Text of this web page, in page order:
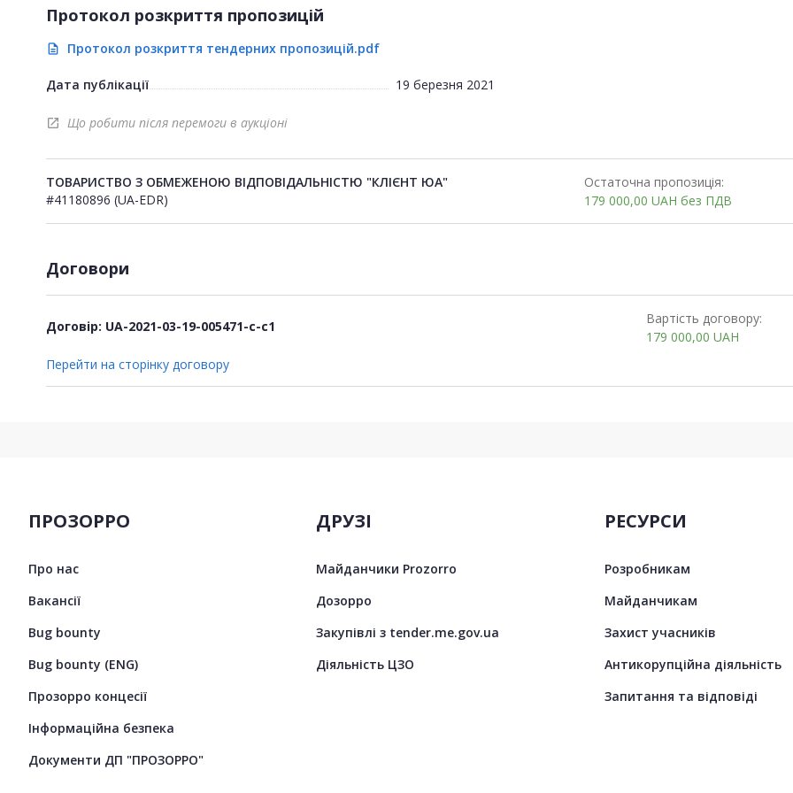
Протокол розкриття пропозицій
description Протокол розкриття тендерних пропозицій.pdf
Дата публікації 19 березня 2021
open_in_new Що робити після перемоги в аукціоні
ТОВАРИСТВО З ОБМЕЖЕНОЮ ВІДПОВІДАЛЬНІСТЮ "КЛІЄНТ ЮА"
#41180896 (UA-EDR)
Остаточна пропозиція:
179 000,00 UAH без ПДВ
Договори
Договір: UA-2021-03-19-005471-c-c1
Вартість договору:
179 000,00 UAH
Перейти на сторінку договору
ПРОЗОРРО
Про нас
Вакансії
Bug bounty
Bug bounty (ENG)
Прозорро концесії
Інформаційна безпека
Документи ДП "ПРОЗОРРО"
ДРУЗІ
Майданчики Prozorro
Дозорро
Закупівлі з tender.me.gov.ua
Діяльність ЦЗО
РЕСУРСИ
Розробникам
Майданчикам
Захист учасників
Антикорупційна діяльність
Запитання та відповіді